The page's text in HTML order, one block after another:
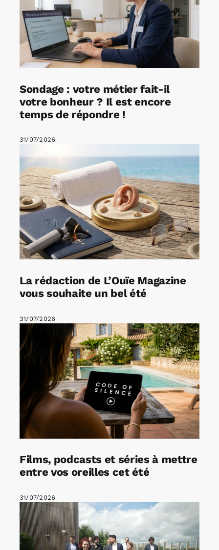
Sondage : votre métier fait-il
votre bonheur ? Il est encore
temps de répondre !
31/07/2026
La rédaction de L’Ouïe Magazine
vous souhaite un bel été
31/07/2026
Films, podcasts et séries à mettre
entre vos oreilles cet été
31/07/2026